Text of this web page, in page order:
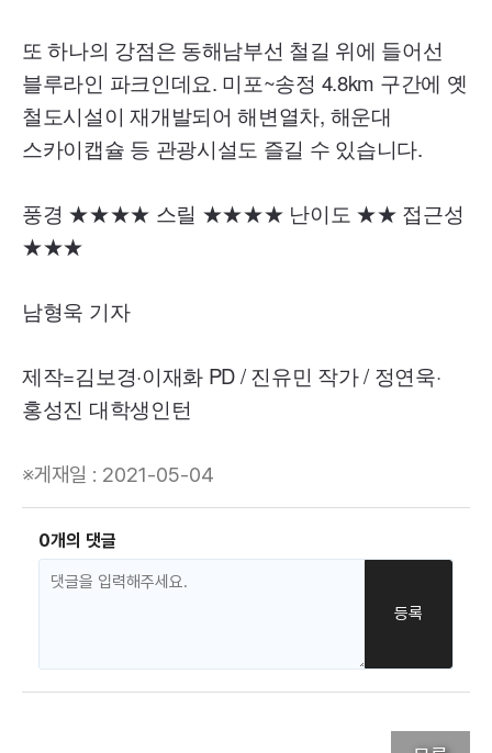
또 하나의 강점은 동해남부선 철길 위에 들어선
블루라인 파크인데요. 미포~송정 4.8km 구간에 옛
철도시설이 재개발되어 해변열차, 해운대
스카이캡슐 등 관광시설도 즐길 수 있습니다.
풍경 ★★★★ 스릴 ★★★★ 난이도 ★★ 접근성
★★★
남형욱 기자
제작=김보경·이재화 PD/ 진유민 작가 / 정연욱·
홍성진 대학생인턴
※게재일 : 2021-05-04
0개의 댓글